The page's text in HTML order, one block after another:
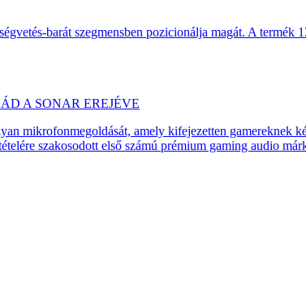
barát szegmensben pozicionálja magát. A termék
A SONAR EREJÉVE
mikrofonmegoldását, amely kifejezetten gamereknek
szakosodott első számú prémium gaming audio